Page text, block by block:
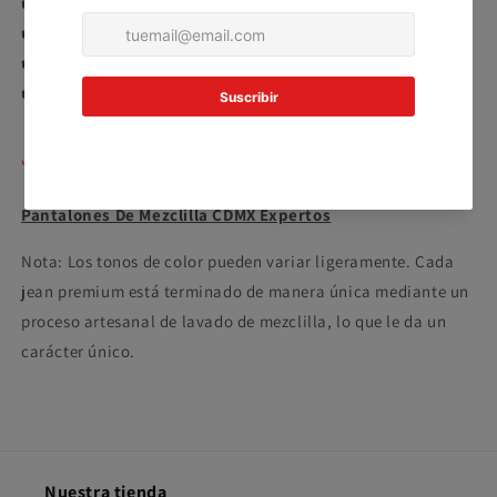
✔️ Diseño cargo con bolsillos funcionales
✔️ Ideal para uso diario y looks urbanos
✔️
: comodidad y diseño en un solo pantalón
Pantalones De Mezclilla CDMX Expertos
Nota: Los tonos de color pueden variar ligeramente. Cada
jean premium está terminado de manera única mediante un
proceso artesanal de lavado de mezclilla, lo que le da un
carácter único.
Nuestra tienda
En tu cuenta de Mercado Pago,elige
la cantidad de meses
3 Paga mes a mescon saldo disponible,
débito u otros medios.